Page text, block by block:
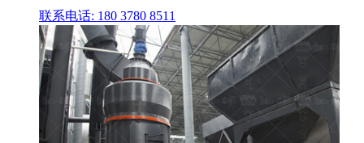
联系电话: 180 3780 8511